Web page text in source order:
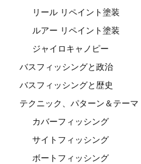
リール リペイント塗装
ルアー リペイント塗装
ジャイロキャノピー
バスフィッシングと政治
バスフィッシングと歴史
テクニック、パターン＆テーマ
カバーフィッシング
サイトフィッシング
ボートフィッシング